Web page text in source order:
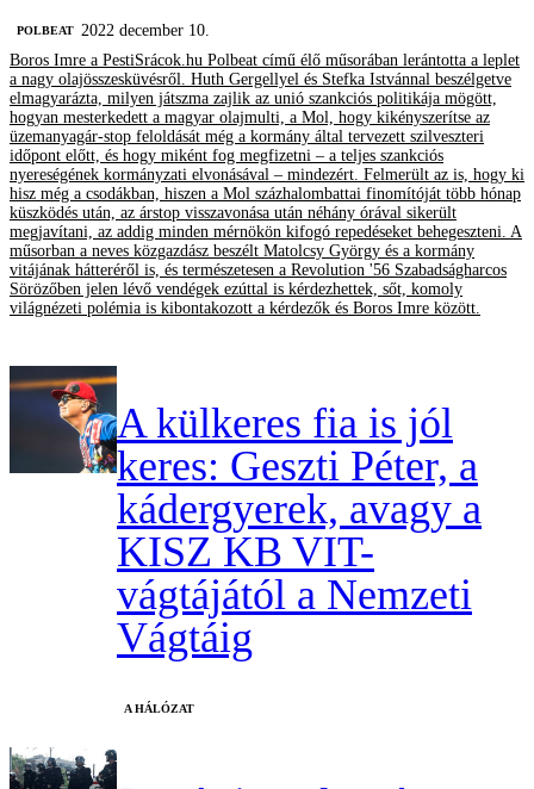
‎POLBEAT
2022 december 10.
Boros Imre a PestiSrácok.hu Polbeat című élő műsorában lerántotta a leplet
a nagy olajösszesküvésről. Huth Gergellyel és Stefka Istvánnal beszélgetve
elmagyarázta, milyen játszma zajlik az unió szankciós politikája mögött,
hogyan mesterkedett a magyar olajmulti, a Mol, hogy kikényszerítse az
üzemanyagár-stop feloldását még a kormány által tervezett szilveszteri
időpont előtt, és hogy miként fog megfizetni – a teljes szankciós
nyereségének kormányzati elvonásával – mindezért. Felmerült az is, hogy ki
hisz még a csodákban, hiszen a Mol százhalombattai finomítóját több hónap
küszködés után, az árstop visszavonása után néhány órával sikerült
megjavítani, az addig minden mérnökön kifogó repedéseket behegeszteni. A
műsorban a neves közgazdász beszélt Matolcsy György és a kormány
vitájának hátteréről is, és természetesen a Revolution '56 Szabadságharcos
Sörözőben jelen lévő vendégek ezúttal is kérdezhettek, sőt, komoly
világnézeti polémia is kibontakozott a kérdezők és Boros Imre között.
A külkeres fia is jól
keres: Geszti Péter, a
kádergyerek, avagy a
KISZ KB VIT-
vágtájától a Nemzeti
Vágtáig
A HÁLÓZAT